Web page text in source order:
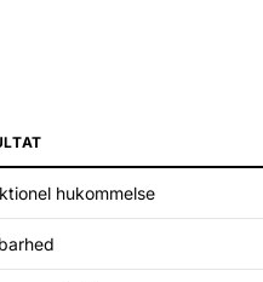
hukommelse